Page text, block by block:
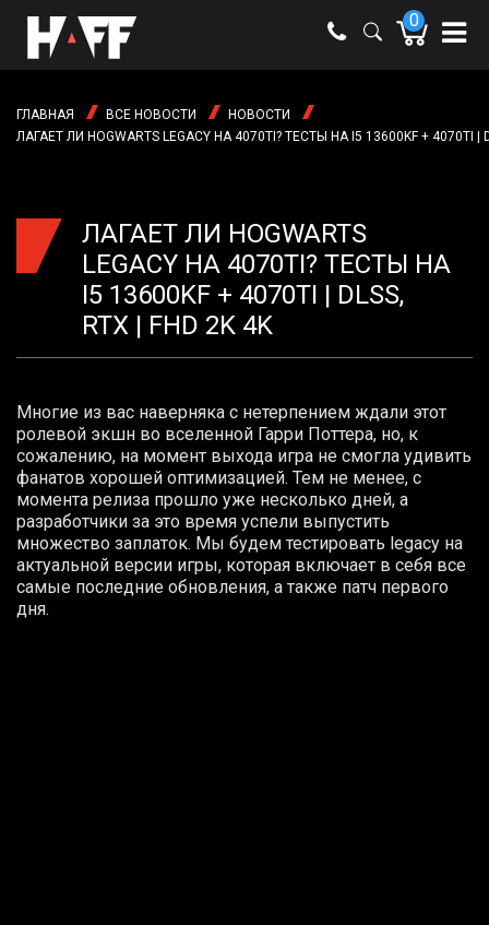
Время
работы:
Сб-вс:
0
ГЛАВНАЯ ВСЕ НОВОСТИ
НОВОСТИ
ЛАГАЕТ ЛИ HOGWARTS LEGACY НА 4070TI? ТЕСТЫ НА I5 13600KF + 4070TI |
ЛАГАЕТ ЛИ HOGWARTS
LEGACY НА 4070TI? ТЕСТЫ НА
I5 13600KF + 4070TI | DLSS,
RTX | FHD 2K 4K
Многие из вас наверняка с нетерпением ждали этот
ролевой экшн во вселенной Гарри Поттера, но, к
сожалению, на момент выхода игра не смогла удивить
фанатов хорошей оптимизацией. Тем не менее, с
момента релиза прошло уже несколько дней, а
разработчики за это время успели выпустить
множество заплаток. Мы будем тестировать legacy на
актуальной версии игры, которая включает в себя все
самые последние обновления, а также патч первого
дня.